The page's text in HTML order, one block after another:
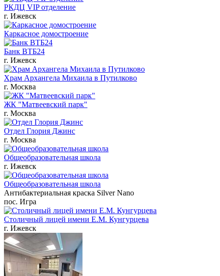
РКДЦ VIP отделение
г. Ижевск
Каркасное домостроение
Банк ВТБ24
г. Ижевск
Храм Архангела Михаила в Путилково
г. Москва
ЖК "Матвеевский парк"
г. Москва
Отдел Глория Джинс
г. Москва
Общеобразовательная школа
г. Ижевск
Общеобразовательная школа
Антибактериальная краска Silver Nano
пос. Игра
Столичный лицей имени Е.М. Кунгурцева
г. Ижевск